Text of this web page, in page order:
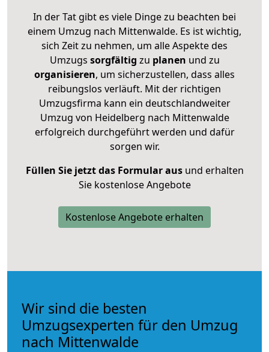
In der Tat gibt es viele Dinge zu beachten bei
einem Umzug nach Mittenwalde. Es ist wichtig,
sich Zeit zu nehmen, um alle Aspekte des
Umzugs sorgfältig zu planen und zu
organisieren, um sicherzustellen, dass alles
reibungslos verläuft. Mit der richtigen
Umzugsfirma kann ein deutschlandweiter
Umzug von Heidelberg nach Mittenwalde
erfolgreich durchgeführt werden und dafür
sorgen wir.
Füllen Sie jetzt das Formular ausund erhalten
Sie kostenlose Angebote
Kostenlose Angebote erhalten
Wir sind die besten
Umzugsexperten für den Umzug
nach Mittenwalde